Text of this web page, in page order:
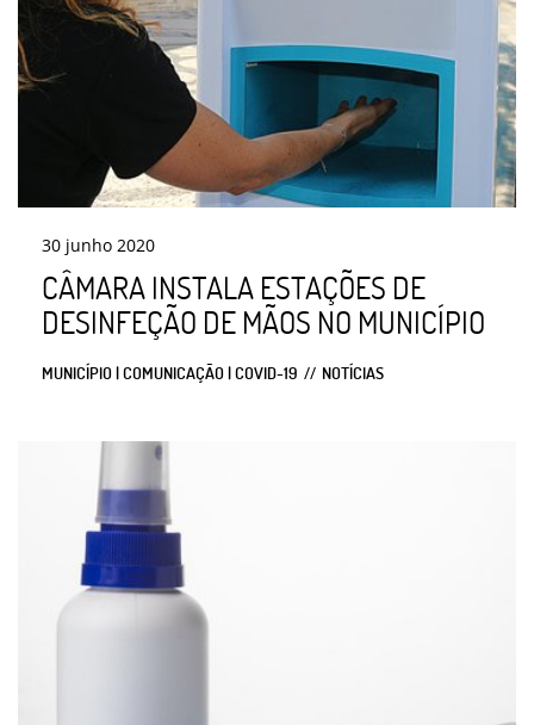
30 junho 2020
CÂMARA INSTALA ESTAÇÕES DE
DESINFEÇÃO DE MÃOS NO MUNICÍPIO
MUNICÍPIO | COMUNICAÇÃO | COVID-19 NOTÍCIAS